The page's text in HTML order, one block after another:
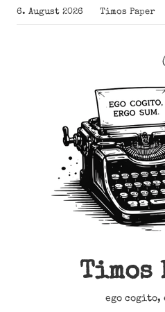
Zum
Inhalt
6. August 2026 Timos Paper
Timos
ego cogito,